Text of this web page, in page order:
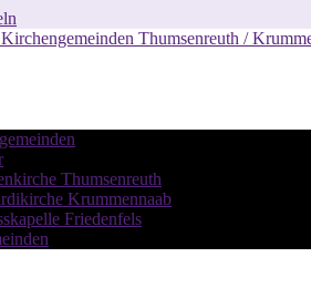
Thumsenreuth /
Thumsenreuth
Krummennaab
Friedenfels